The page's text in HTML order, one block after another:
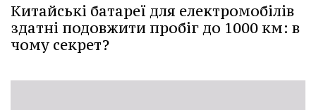
Китайські батареї для електромобілів
здатні подовжити пробіг до 1000 км: в
чому секрет?